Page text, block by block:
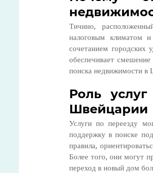
Тичино,
налоговым климатом
сочетанием городских
обеспечивает
поиска недвижимости в
Роль
Швейцарии
Услуги по переезду
поддержку в поиске
правила,
Более того, они могут
переход в новый дом